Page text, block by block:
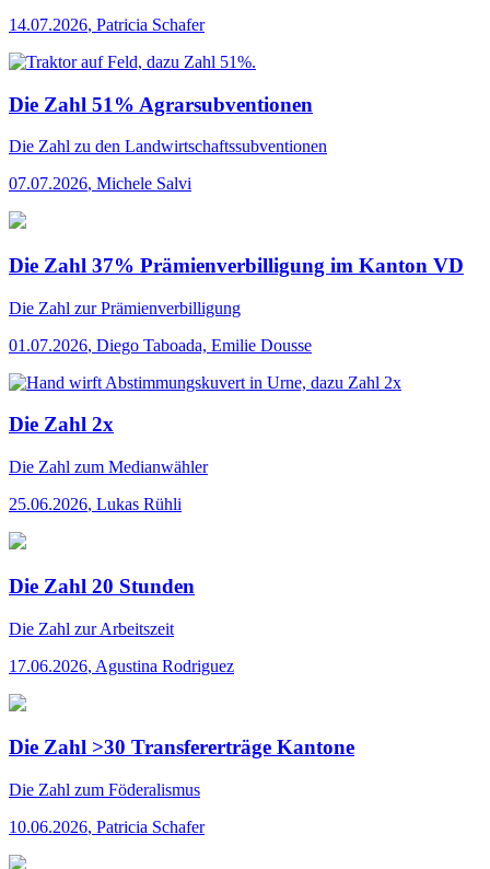
14.07.2026, Patricia Schafer
Die Zahl 51% Agrarsubventionen
Die Zahl zu den Landwirtschaftssubventionen
07.07.2026, Michele Salvi
Die Zahl 37% Prämienverbilligung im Kanton VD
Die Zahl zur Prämienverbilligung
01.07.2026, Diego Taboada, Emilie Dousse
Die Zahl 2x
Die Zahl zum Medianwähler
25.06.2026, Lukas Rühli
Die Zahl 20 Stunden
Die Zahl zur Arbeitszeit
17.06.2026, Agustina Rodriguez
Die Zahl >30 Transfererträge Kantone
Die Zahl zum Föderalismus
10.06.2026, Patricia Schafer